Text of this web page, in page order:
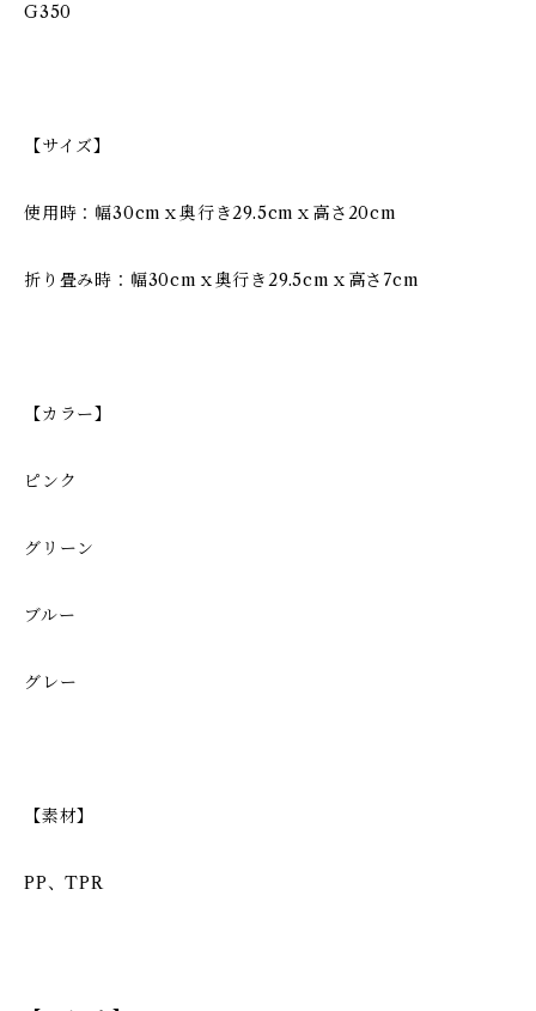
G350
【サイズ】
使用時：幅30cmｘ奥行き29.5cmｘ高さ20cm
折り畳み時：幅30cmｘ奥行き29.5cmｘ高さ7cm
【カラー】
ピンク
グリーン
ブルー
グレー
【素材】
PP、TPR